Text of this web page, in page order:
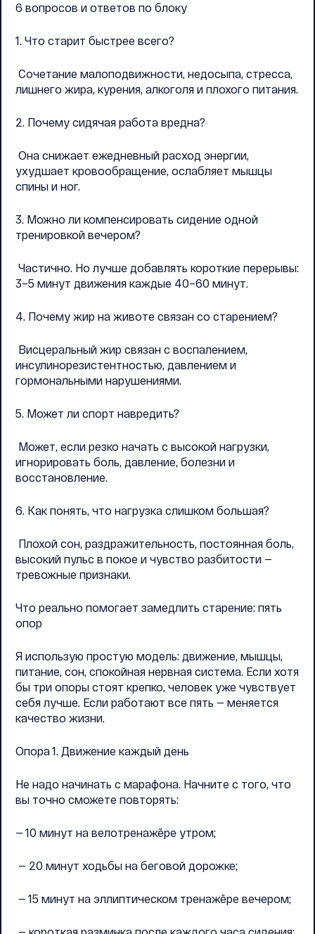
6 вопросов и ответов по блоку
1. Что старит быстрее всего?
Сочетание малоподвижности, недосыпа, стресса,
лишнего жира, курения, алкоголя и плохого питания.
2. Почему сидячая работа вредна?
Она снижает ежедневный расход энергии,
ухудшает кровообращение, ослабляет мышцы
спины и ног.
3. Можно ли компенсировать сидение одной
тренировкой вечером?
Частично. Но лучше добавлять короткие перерывы:
3–5 минут движения каждые 40–60 минут.
4. Почему жир на животе связан со старением?
Висцеральный жир связан с воспалением,
инсулинорезистентностью, давлением и
гормональными нарушениями.
5. Может ли спорт навредить?
Может, если резко начать с высокой нагрузки,
игнорировать боль, давление, болезни и
восстановление.
6. Как понять, что нагрузка слишком большая?
Плохой сон, раздражительность, постоянная боль,
высокий пульс в покое и чувство разбитости —
тревожные признаки.
Что реально помогает замедлить старение: пять
опор
Я использую простую модель: движение, мышцы,
питание, сон, спокойная нервная система. Если хотя
бы три опоры стоят крепко, человек уже чувствует
себя лучше. Если работают все пять — меняется
качество жизни.
Опора 1. Движение каждый день
Не надо начинать с марафона. Начните с того, что
вы точно сможете повторять:
— 10 минут на велотренажёре утром;
— 20 минут ходьбы на беговой дорожке;
— 15 минут на эллиптическом тренажёре вечером;